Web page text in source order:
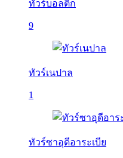
ทัวร์บอลติก
9
ทัวร์เนปาล
1
ทัวร์ซาอุดีอาระเบีย